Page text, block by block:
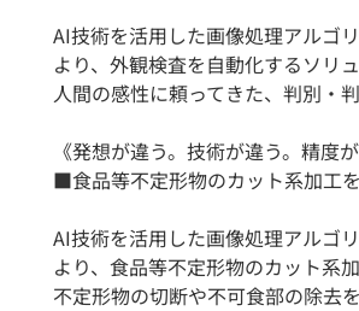
AI技術を活用した画像処理アルゴ
より、外観検査を自動化するソリ
人間の感性に頼ってきた、判別・
《発想が違う。技術が違う。精度が
■食品等不定形物のカット系加工
AI技術を活用した画像処理アルゴ
より、食品等不定形物のカット系
不定形物の切断や不可食部の除去